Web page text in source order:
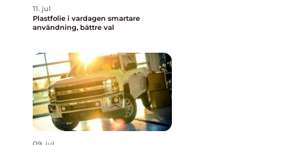
11. jul
Plastfolie i vardagen smartare
användning, bättre val